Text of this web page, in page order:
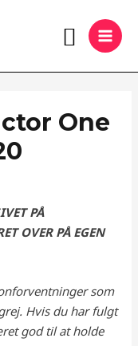
Search
One
PÅ
OVER PÅ EGEN
som
Hvis du har fulgt
god til at holde